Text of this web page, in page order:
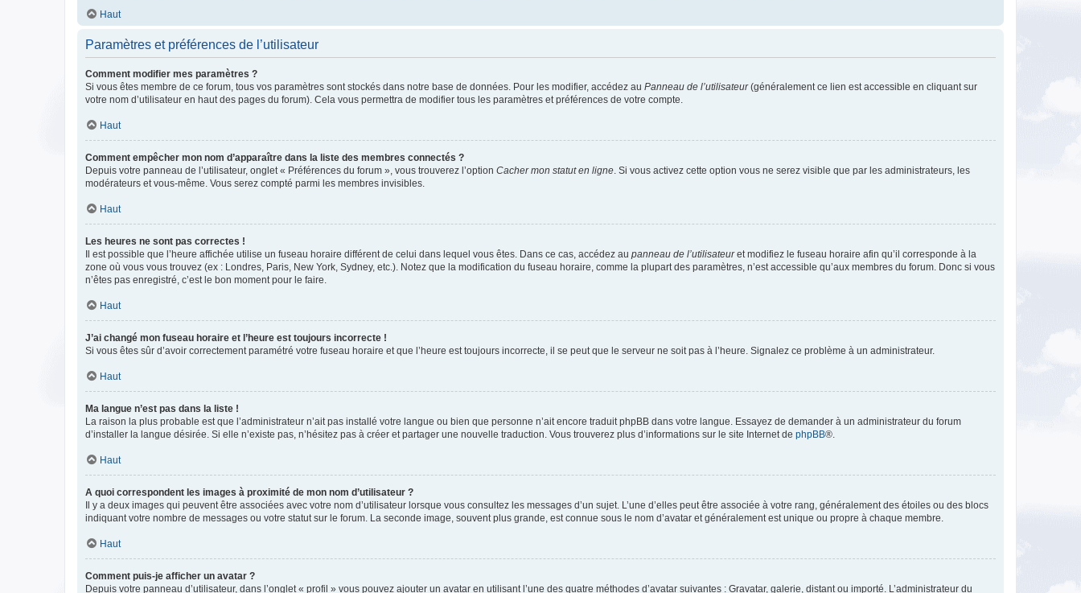
Haut
Paramètres et préférences de l’utilisateur
Comment modifier mes paramètres ?
Si vous êtes membre de ce forum, tous vos paramètres sont stockés dans notre base de données. Pour les modifier, accédez au Panneau de l’utilisateur(généralement ce lien est accessible en cliquant sur
votre nom d’utilisateur en haut des pages du forum). Cela vous permettra de modifier tous les paramètres et préférences de votre compte.
Haut
Comment empêcher mon nom d’apparaître dans la liste des membres connectés ?
Depuis votre panneau de l’utilisateur, onglet « Préférences du forum », vous trouverez l’option Cacher mon statut en ligne. Si vous activez cette option vous ne serez visible que par les administrateurs, les
modérateurs et vous-même. Vous serez compté parmi les membres invisibles.
Haut
Les heures ne sont pas correctes !
Il est possible que l’heure affichée utilise un fuseau horaire différent de celui dans lequel vous êtes. Dans ce cas, accédez au panneau de l’utilisateuret modifiez le fuseau horaire afin qu’il corresponde à la
zone où vous vous trouvez (ex : Londres, Paris, New York, Sydney, etc.). Notez que la modification du fuseau horaire, comme la plupart des paramètres, n’est accessible qu’aux membres du forum. Donc si vous
n’êtes pas enregistré, c’est le bon moment pour le faire.
Haut
J’ai changé mon fuseau horaire et l’heure est toujours incorrecte !
Si vous êtes sûr d’avoir correctement paramétré votre fuseau horaire et que l’heure est toujours incorrecte, il se peut que le serveur ne soit pas à l’heure. Signalez ce problème à un administrateur.
Haut
Ma langue n’est pas dans la liste !
La raison la plus probable est que l’administrateur n’ait pas installé votre langue ou bien que personne n’ait encore traduit phpBB dans votre langue. Essayez de demander à un administrateur du forum
d’installer la langue désirée. Si elle n’existe pas, n’hésitez pas à créer et partager une nouvelle traduction. Vous trouverez plus d’informations sur le site Internet de phpBB®.
Haut
A quoi correspondent les images à proximité de mon nom d’utilisateur ?
Il y a deux images qui peuvent être associées avec votre nom d’utilisateur lorsque vous consultez les messages d’un sujet. L’une d’elles peut être associée à votre rang, généralement des étoiles ou des blocs
indiquant votre nombre de messages ou votre statut sur le forum. La seconde image, souvent plus grande, est connue sous le nom d’avatar et généralement est unique ou propre à chaque membre.
Haut
Comment puis-je afficher un avatar ?
Depuis votre panneau d’utilisateur, dans l’onglet « profil » vous pouvez ajouter un avatar en utilisant l’une des quatre méthodes d’avatar suivantes : Gravatar, galerie, distant ou importé. L’administrateur du